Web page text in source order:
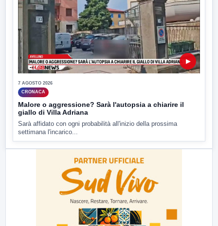
▶
7 AGOSTO 2026
CRONACA
Malore o aggressione? Sarà l'autopsia a chiarire il
giallo di Villa Adriana
Sarà affidato con ogni probabilità all'inizio della prossima
settimana l'incarico...